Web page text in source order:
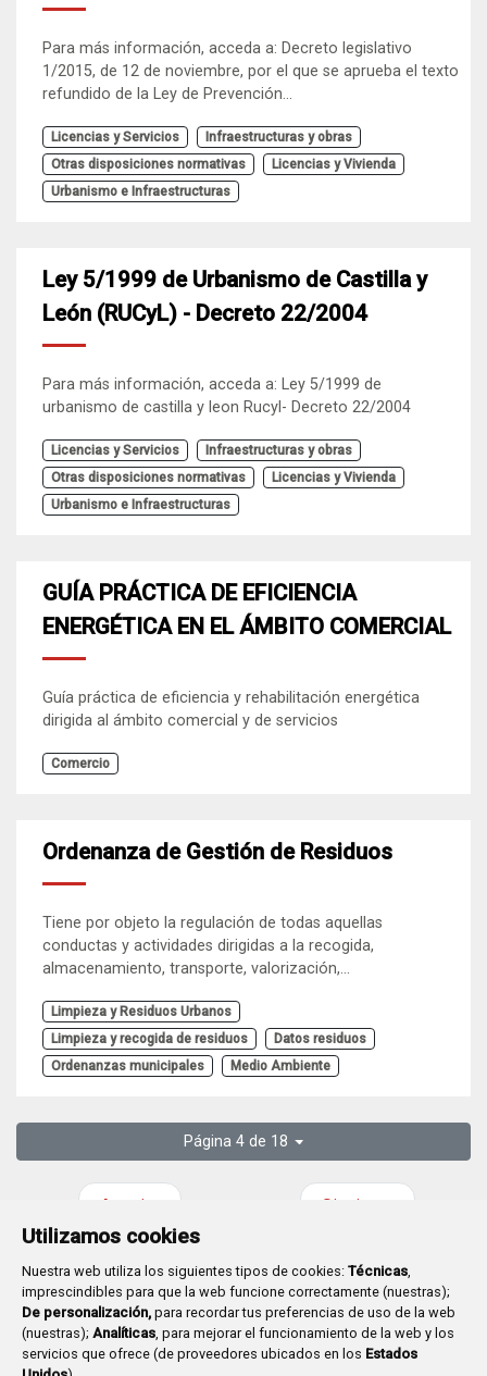
Utilizamos cookies
Nuestra web utiliza los siguientes tipos de cookies: Técnicas,
imprescindibles para que la web funcione correctamente (nuestras);
De personalización, para recordar tus preferencias de uso de la web
(nuestras); Analíticas, para mejorar el funcionamiento de la web y los
servicios que ofrece (de proveedores ubicados en los Estados
Para más información, acceda a: Decreto legislativo
1/2015, de 12 de noviembre, por el que se aprueba el texto
refundido de la Ley de Prevención...
Licencias y Servicios
Infraestructuras y obras
Otras disposiciones normativas
Licencias y Vivienda
Urbanismo e Infraestructuras
Ley 5/1999 de Urbanismo de Castilla y
León (RUCyL) - Decreto 22/2004
Para más información, acceda a: Ley 5/1999 de
urbanismo de castilla y leon Rucyl- Decreto 22/2004
Licencias y Servicios
Infraestructuras y obras
Otras disposiciones normativas
Licencias y Vivienda
Urbanismo e Infraestructuras
GUÍA PRÁCTICA DE EFICIENCIA
ENERGÉTICA EN EL ÁMBITO COMERCIAL
Guía práctica de eficiencia y rehabilitación energética
dirigida al ámbito comercial y de servicios
Comercio
Ordenanza de Gestión de Residuos
Tiene por objeto la regulación de todas aquellas
conductas y actividades dirigidas a la recogida,
almacenamiento, transporte, valorización,...
Limpieza y Residuos Urbanos
Limpieza y recogida de residuos
Datos residuos
Ordenanzas municipales
Medio Ambiente
Página 4 de 18
Anterior Siguiente
Plaza Mayor 1- 09071BURGOS
947 288 800 CIF:P-0906100-C